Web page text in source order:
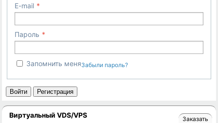
E-mail
Пароль
Запомнить меняЗабыли пароль?
Войти Регистрация
Виртуальный VDS/VPS Заказать